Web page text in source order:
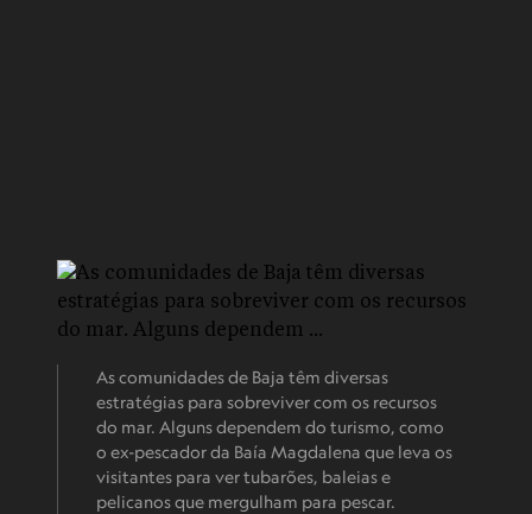
As comunidades de Baja têm diversas
estratégias para sobreviver com os recursos
do mar. Alguns dependem do turismo, como
o ex-pescador da Baía Magdalena que leva os
visitantes para ver tubarões, baleias e
pelicanos que mergulham para pescar.